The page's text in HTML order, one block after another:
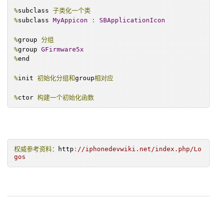
%subclass 子类化一个类
%subclass MyAppicon : SBApplicationIcon
%group 分组
%group GFirmware5x
%end
%init 初始化分组和group相对应
%ctor 构建一个初始化函数
实际会变成：
%log 打系统日志，函数名参数值都能打出来
权威参考资料： http : //iphonedevwiki.net/index.php/Lo
gos